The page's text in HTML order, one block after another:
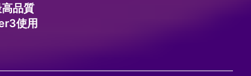
品質
使用